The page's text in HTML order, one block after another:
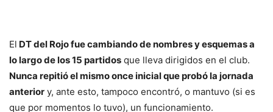
El DT del Rojo fue cambiando de nombres y esquemas a
lo largo de los 15 partidos que lleva dirigidos en el club.
Nunca repitió el mismo once inicial que probó la jornada
anterior y, ante esto, tampoco encontró, o mantuvo (si es
que por momentos lo tuvo), un funcionamiento.